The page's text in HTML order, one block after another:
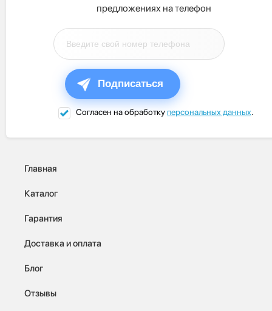
предложениях на телефон
Подписаться
Согласен на обработкуперсональных данных.
Главная
Каталог
Гарантия
Доставка и оплата
Блог
Отзывы